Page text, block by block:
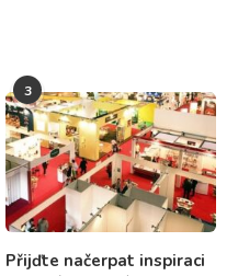
3
Přijďte načerpat inspiraci